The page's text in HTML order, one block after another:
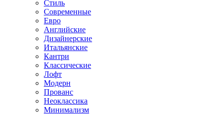
Стиль
Современные
Евро
Английские
Дизайнерские
Итальянские
Кантри
Классические
Лофт
Модерн
Прованс
Неоклассика
Минимализм